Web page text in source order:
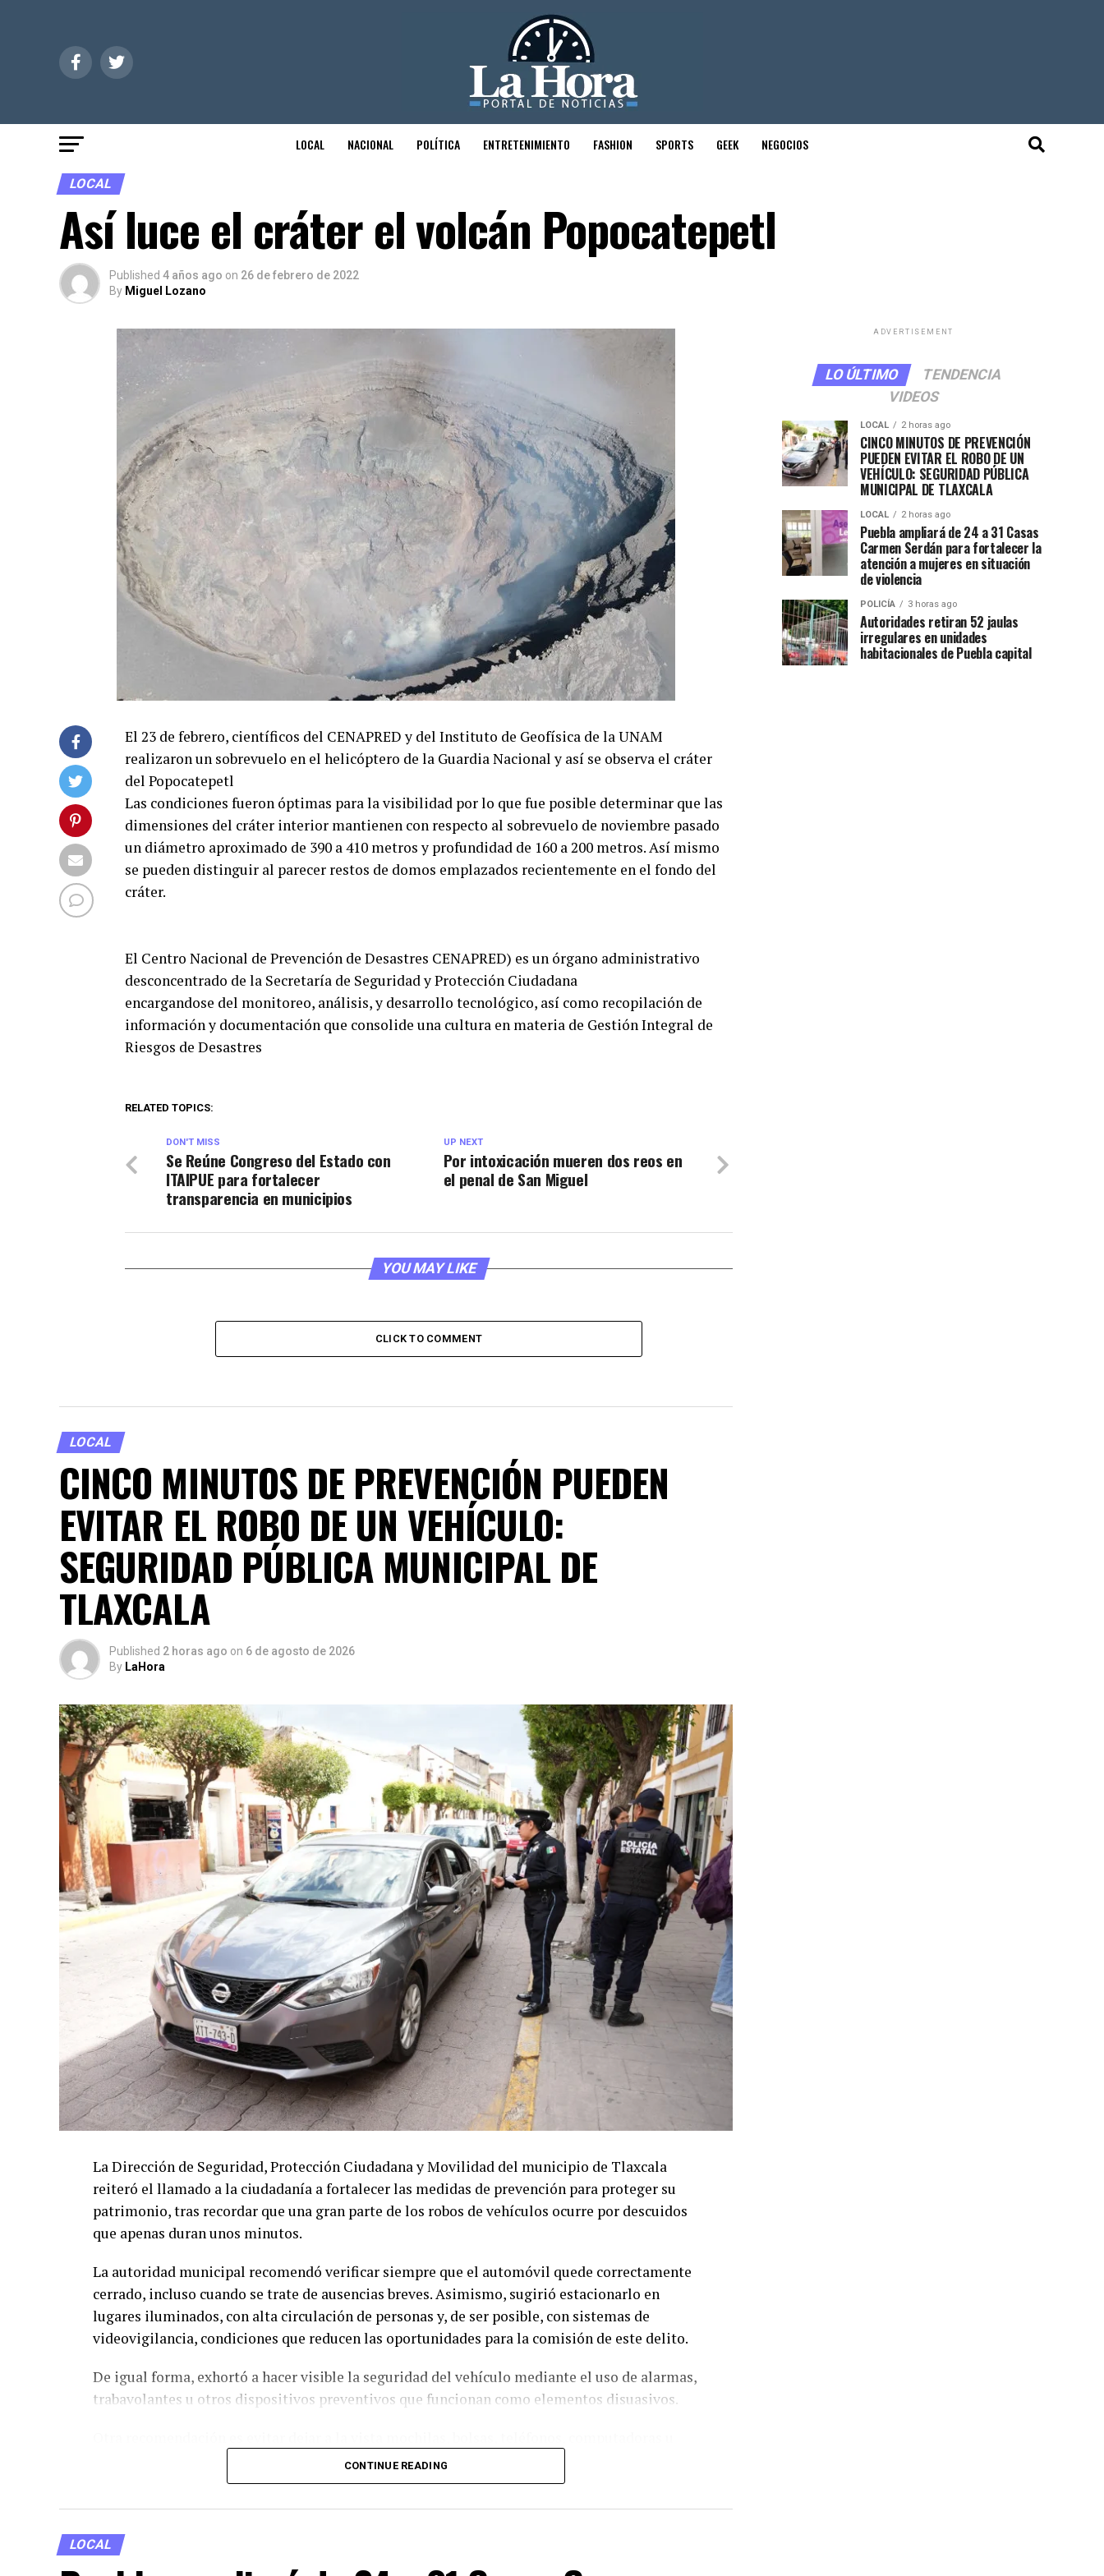
LOCAL NACIONAL POLÍTICA ENTRETENIMIENTO FASHION SPORTS GEEK NEGOCIOS
LOCAL
Así luce el cráter el volcán Popocatepetl
Published 4 años ago on 26 de febrero de 2022
By Miguel Lozano
El 23 de febrero, científicos del CENAPRED y del Instituto de Geofísica de la UNAM
realizaron un sobrevuelo en el helicóptero de la Guardia Nacional y así se observa el cráter
del Popocatepetl
Las condiciones fueron óptimas para la visibilidad por lo que fue posible determinar que las
dimensiones del cráter interior mantienen con respecto al sobrevuelo de noviembre pasado
un diámetro aproximado de 390 a 410 metros y profundidad de 160 a 200 metros. Así mismo
se pueden distinguir al parecer restos de domos emplazados recientemente en el fondo del
cráter.
El Centro Nacional de Prevención de Desastres CENAPRED) es un órgano administrativo
desconcentrado de la Secretaría de Seguridad y Protección Ciudadana
encargandose del monitoreo, análisis, y desarrollo tecnológico, así como recopilación de
información y documentación que consolide una cultura en materia de Gestión Integral de
Riesgos de Desastres
RELATED TOPICS:
UP NEXT
Por intoxicación mueren dos reos en
el penal de San Miguel
DON'T MISS
Se Reúne Congreso del Estado con
ITAIPUE para fortalecer
transparencia en municipios
YOU MAY LIKE
CLICK TO COMMENT
LOCAL
CINCO MINUTOS DE PREVENCIÓN PUEDEN
EVITAR EL ROBO DE UN VEHÍCULO:
SEGURIDAD PÚBLICA MUNICIPAL DE
TLAXCALA
Published 2 horas ago on 6 de agosto de 2026
By LaHora
La Dirección de Seguridad, Protección Ciudadana y Movilidad del municipio de Tlaxcala
reiteró el llamado a la ciudadanía a fortalecer las medidas de prevención para proteger su
patrimonio, tras recordar que una gran parte de los robos de vehículos ocurre por descuidos
que apenas duran unos minutos.
La autoridad municipal recomendó verificar siempre que el automóvil quede correctamente
cerrado, incluso cuando se trate de ausencias breves. Asimismo, sugirió estacionarlo en
lugares iluminados, con alta circulación de personas y, de ser posible, con sistemas de
videovigilancia, condiciones que reducen las oportunidades para la comisión de este delito.
De igual forma, exhortó a hacer visible la seguridad del vehículo mediante el uso de alarmas,
trabavolantes u otros dispositivos preventivos que funcionan como elementos disuasivos.
objetos de valor, ya que suelen convertirse en un incentivo para el robo o los llamados
relacionada con los lugares donde habitualmente se estaciona el vehículo o periodos
prolongados en los que permanecerá sin uso.
CONTINUE READING
LOCAL
ADVERTISEMENT
LO ÚLTIMO
TENDENCIA
VIDEOS
LOCAL 2 horas ago
CINCO MINUTOS DE PREVENCIÓN
PUEDEN EVITAR EL ROBO DE UN
VEHÍCULO: SEGURIDAD PÚBLICA
MUNICIPAL DE TLAXCALA
LOCAL 2 horas ago
Puebla ampliará de 24 a 31 Casas
Carmen Serdán para fortalecer la
atención a mujeres en situación
de violencia
POLICÍA 3 horas ago
Autoridades retiran 52 jaulas
irregulares en unidades
habitacionales de Puebla capital